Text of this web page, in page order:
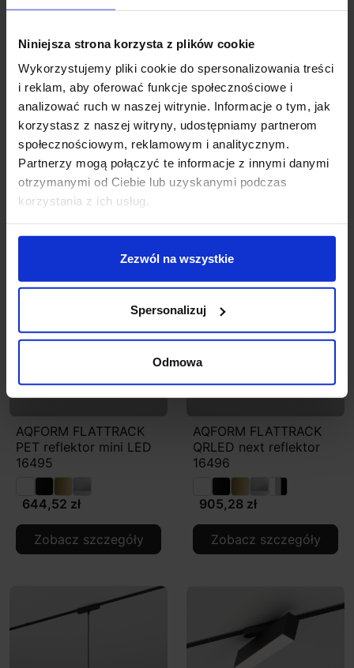
Niniejsza strona korzysta z plików cookie
Wykorzystujemy pliki cookie do spersonalizowania treści
i reklam, aby oferować funkcje społecznościowe i
analizować ruch w naszej witrynie. Informacje o tym, jak
korzystasz z naszej witryny, udostępniamy partnerom
społecznościowym, reklamowym i analitycznym.
Partnerzy mogą połączyć te informacje z innymi danymi
otrzymanymi od Ciebie lub uzyskanymi podczas
korzystania z ich usług.
Zezwól na wszystkie
Spersonalizuj
Odmowa
AQFORM FLATTRACK
MODERN BALL simple
mini wisząca LED
16492
1 353,00 zł
Zobacz szczegóły
AQFORM FLATTRACK
PET mini LED wiszący
16494
706,02 zł
AQFORM FLATTRACK
PET reflektor mini LED
16495
644,52 zł
Zobacz szczegóły
AQFORM FLATTRACK
QRLED next reflektor
16496
905,28 zł
Zobacz szczegóły